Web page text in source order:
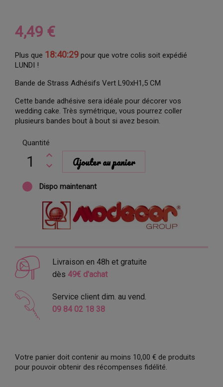
4,49 €
Plus que 18:40:29 pour que votre colis soit expédié
LUNDI !
Bande de Strass Adhésifs Vert L90xH1,5 CM
Cette bande adhésive sera idéale pour décorer vos
wedding cake. Très symétrique, vous pourrez coller
plusieurs bandes bout à bout si avez besoin.
Quantité
Ajouter au panier
Dispo maintenant
Livraison en 48h et gratuite
dès 49€ d'achat
Service client dim. au vend.
09 84 02 18 38
Votre panier doit contenir au moins 10,00 € de produits
pour pouvoir obtenir des récompenses fidélité.